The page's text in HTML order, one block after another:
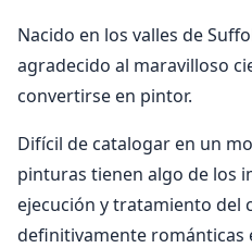
Nacido en los valles de
agradecido al maravilloso
convertirse en pintor.
Difícil de catalogar en un
pinturas tienen algo de los
ejecución y tratamiento del
definitivamente románticas